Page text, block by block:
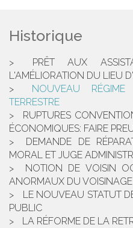
Historique
PRÊT AUX
L'AMÉLIORATION DU LIEU
NOUVEAU
TERRESTRE
RUPTURES
ÉCONOMIQUES: FAIRE
DEMANDE DE
MORAL ET JUGE
NOTION DE VOISIN
ANORMAUX DU VOISINAGE
LE NOUVEAU STATUT
PUBLIC
LA RÉFORME DE LA